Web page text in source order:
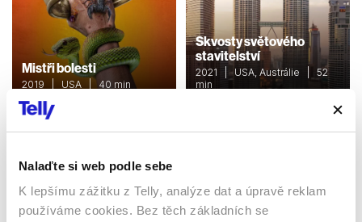
Nalaďte si web podle sebe
K lepšímu zážitku z Telly, analýze dat a úpravě reklam
používáme cookies. Bez těch základních se
Mistři bolesti
2019 | USA | 40 min
Dokumenty / Přírodovědní
Skvosty světového
stavitelství
2021 | USA, Austrálie | 52
min
Sledujte kdekoliv až na 6 zařízeních